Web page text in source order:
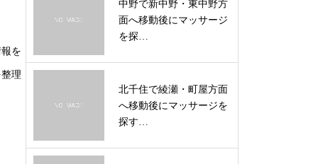
を
理
中野で新中野・東中野方
面へ移動後にマッサージ
を探…
北千住で綾瀬・町屋方面
へ移動後にマッサージを
探す…